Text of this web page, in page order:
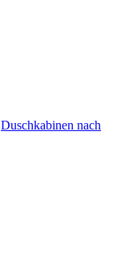
Duschkabinen nach